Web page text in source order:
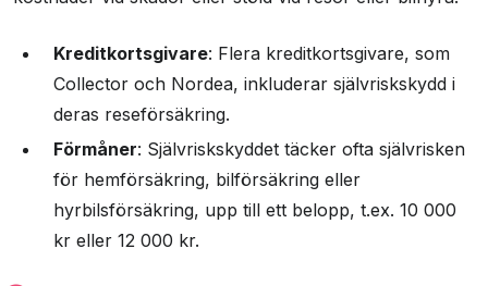
Kreditkortsgivare: Flera kreditkortsgivare, som
Collector och Nordea, inkluderar självriskskydd i
deras reseförsäkring.
Förmåner: Självriskskyddet täcker ofta självrisken
för hemförsäkring, bilförsäkring eller
hyrbilsförsäkring, upp till ett belopp, t.ex. 10 000
kr eller 12 000 kr.